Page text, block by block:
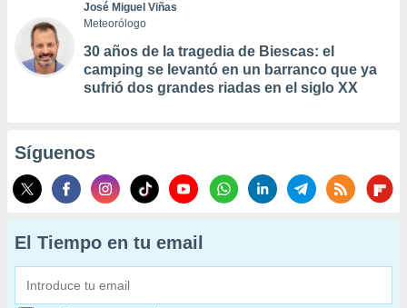
José Miguel Viñas
Meteorólogo
30 años de la tragedia de Biescas: el
camping se levantó en un barranco que ya
sufrió dos grandes riadas en el siglo XX
Síguenos
El Tiempo en tu email